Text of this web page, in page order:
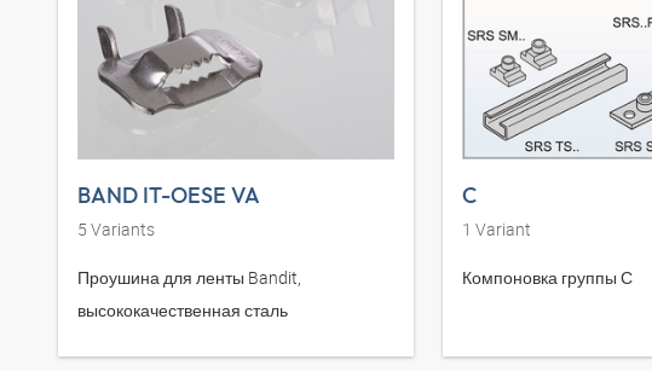
BAND IT-OESE VA
5 Variants
Проушина для ленты Bandit,
высококачественная сталь
C
1 Variant
Компоновка группы С